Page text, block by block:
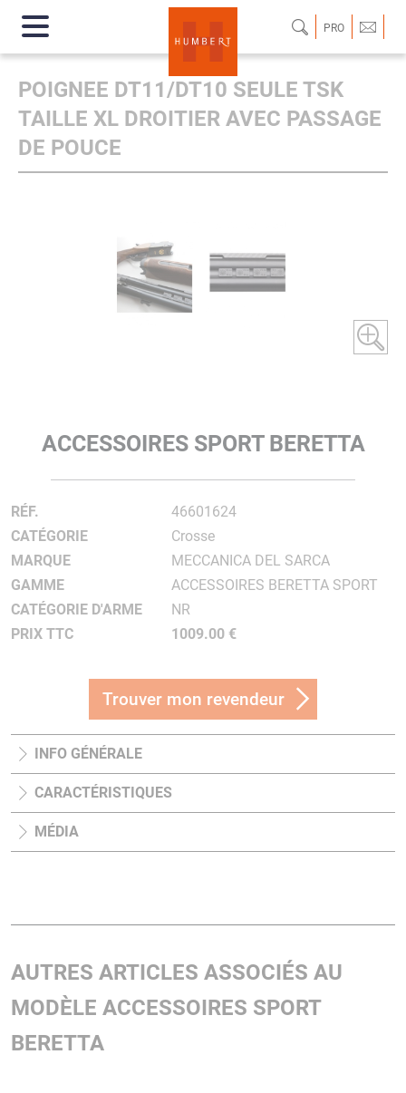
PRO
POIGNEE DT11/DT10 SEULE TSK
TAILLE XL DROITIER AVEC PASSAGE
DE POUCE
ACCESSOIRES SPORT BERETTA
RÉF.
46601624
CATÉGORIE
Crosse
MARQUE
MECCANICA DEL SARCA
GAMME
ACCESSOIRES BERETTA SPORT
CATÉGORIE D'ARME
NR
PRIX TTC
1009.00 €
Trouver mon revendeur
INFO GÉNÉRALE
CARACTÉRISTIQUES
MÉDIA
AUTRES ARTICLES ASSOCIÉS AU
MODÈLE ACCESSOIRES SPORT
BERETTA